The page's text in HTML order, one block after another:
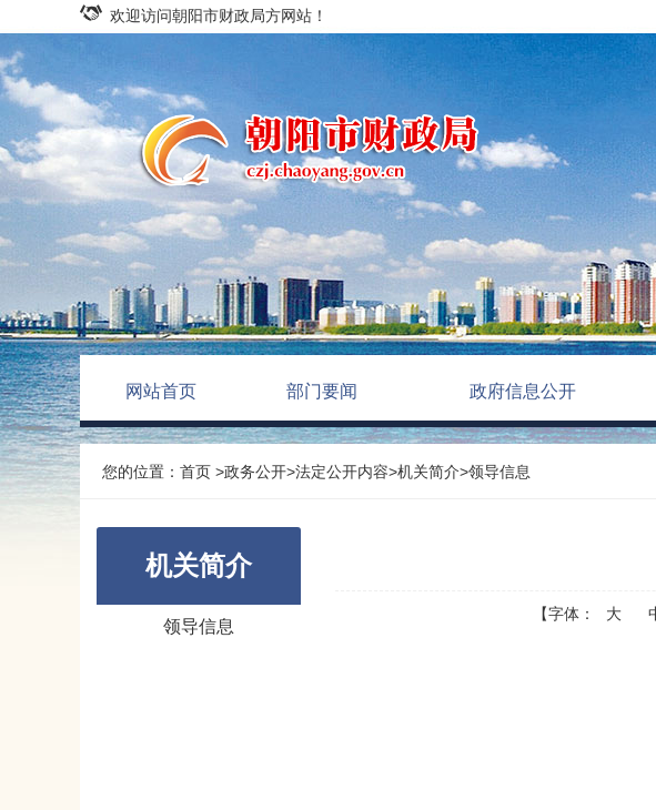
欢迎访问朝阳市财政局方网站！
网站首页 部门要闻 政府信息公开
您的位置： 首页 >政务公开>法定公开内容>机关简介>领导信息
机关简介
领导信息
【字体： 大